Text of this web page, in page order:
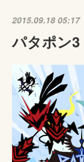
2015.09.18 05:17
パタポン3